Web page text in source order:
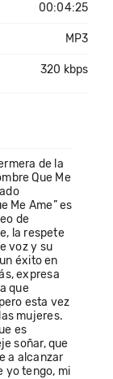
00:04:25
MP3
320 kbps
de la
Que Me
Me Ame” es
de
la respete
voz y su
éxito en
expresa
que
esta vez
mujeres.
es
soñar, que
a alcanzar
yo tengo, mi